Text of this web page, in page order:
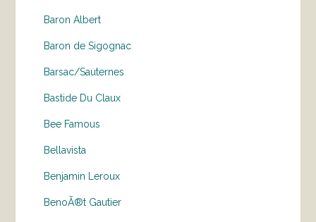
Baron Albert
Baron de Sigognac
Barsac/Sauternes
Bastide Du Claux
Bee Famous
Bellavista
Benjamin Leroux
BenoÃ®t Gautier